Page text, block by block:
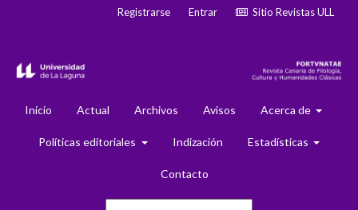
Inicio Actual Archivos Avisos Acerca de
Políticas editoriales Indización Estadísticas
Contacto
Registrarse Entrar Sitio Revistas ULL